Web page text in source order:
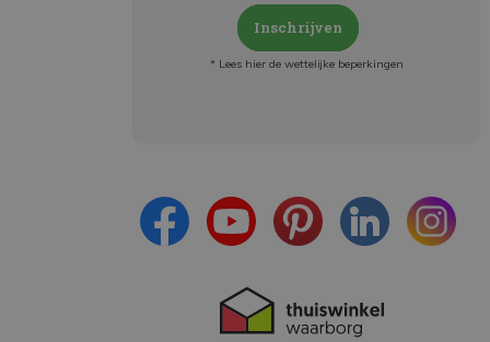
Inschrijven
* Lees hier de wettelijke beperkingen